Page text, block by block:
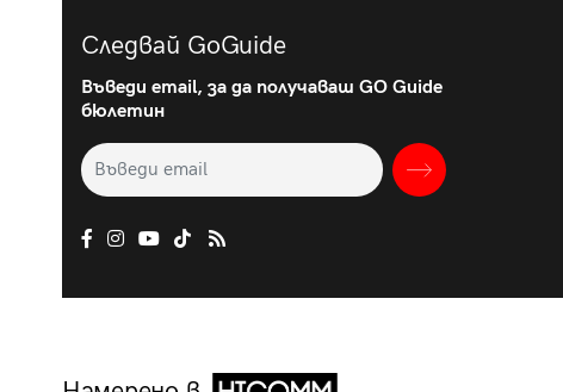
Следвай GoGuide
Въведи email, за да получаваш GO Guide
бюлетин